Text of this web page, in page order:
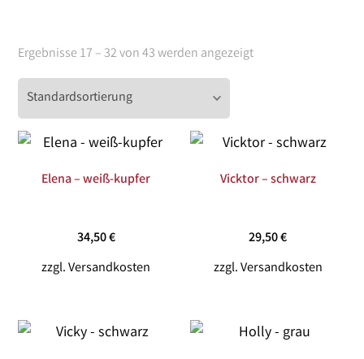
Ergebnisse 17 – 32 von 43 werden angezeigt
Elena – weiß-kupfer
34,50€
zzgl.Versandkosten
Vicktor – schwarz
29,50€
zzgl.Versandkosten